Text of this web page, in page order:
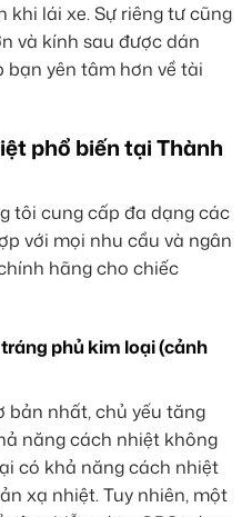
khi lái xe. Sự riêng tư cũng
và kính sau được dán
yên tâm hơn về tài
phổ biến tại Thành
tôi cung cấp đa dạng các
với mọi nhu cầu và ngân
hãng cho chiếc
phủ kim loại (cảnh
bản nhất, chủ yếu tăng
năng cách nhiệt không
có khả năng cách nhiệt
xạ nhiệt. Tuy nhiên, một